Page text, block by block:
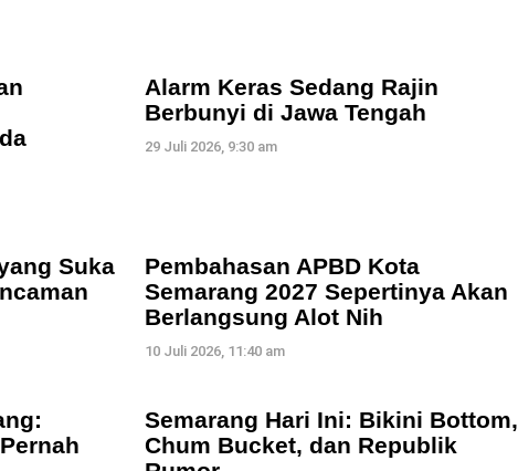
Alarm Keras Sedang Rajin
Berbunyi di Jawa Tengah
29 Juli 2026, 9:30 am
Suka
Pembahasan APBD Kota
Semarang 2027 Sepertinya Akan
Berlangsung Alot Nih
10 Juli 2026, 11:40 am
Semarang Hari Ini: Bikini Bottom,
Chum Bucket, dan Republik